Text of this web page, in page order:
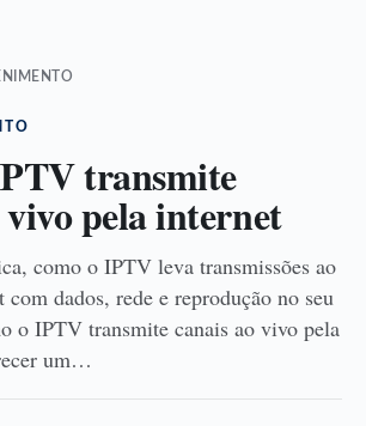
transmite
vivo pela internet
como o IPTV leva transmissões ao
dados, rede e reprodução no seu
o IPTV transmite canais ao vivo pela
um…